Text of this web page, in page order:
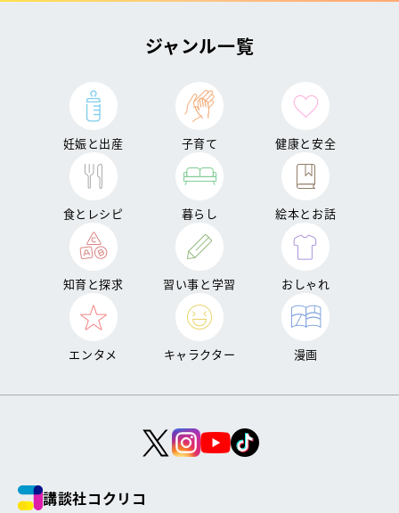
ジャンル一覧
妊娠と出産 子育て 健康と安全
食とレシピ 暮らし 絵本とお話
知育と探求 習い事と学習 おしゃれ
エンタメ キャラクター 漫画
講談社コクリコ